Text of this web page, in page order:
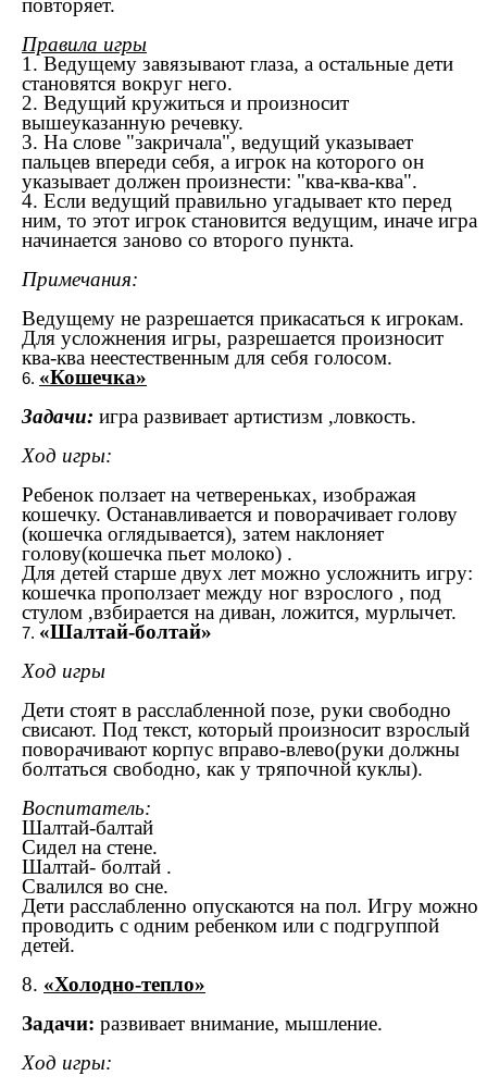
повторяет.
Правила игры
1. Ведущему завязывают глаза, а остальные дети
становятся вокруг него.
2. Ведущий кружиться и произносит
вышеуказанную речевку.
3. На слове "закричала", ведущий указывает
пальцев впереди себя, а игрок на которого он
указывает должен произнести: "ква-ква-ква".
4. Если ведущий правильно угадывает кто перед
ним, то этот игрок становится ведущим, иначе игра
начинается заново со второго пункта.
Примечания:
Ведущему не разрешается прикасаться к игрокам.
Для усложнения игры, разрешается произносит
ква-ква неестественным для себя голосом.
«Кошечка»
Задачи: игра развивает артистизм ,ловкость.
Ход игры:
Ребенок ползает на четвереньках, изображая
кошечку. Останавливается и поворачивает голову
(кошечка оглядывается), затем наклоняет
голову(кошечка пьет молоко) .
Для детей старше двух лет можно усложнить игру:
кошечка проползает между ног взрослого , под
стулом ,взбирается на диван, ложится, мурлычет.
«Шалтай-болтай»
Ход игры
Дети стоят в расслабленной позе, руки свободно
свисают. Под текст, который произносит взрослый
поворачивают корпус вправо-влево(руки должны
болтаться свободно, как у тряпочной куклы).
Воспитатель:
Шалтай-балтай
Сидел на стене.
Шалтай- болтай .
Свалился во сне.
Дети расслабленно опускаются на пол. Игру можно
проводить с одним ребенком или с подгруппой
детей.
8. «Холодно-тепло»
Задачи: развивает внимание, мышление.
Ход игры: